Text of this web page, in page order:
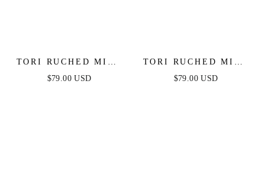
TORI RUCHED MINI
DRESS - RED
$79.00 USD
TORI RUCHED MINI
DRESS - HOT PINK
$79.00 USD